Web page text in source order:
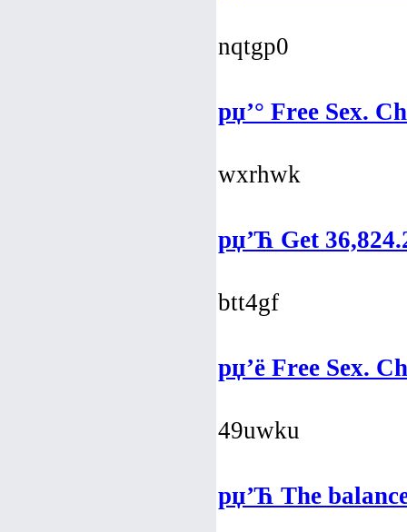
nqtgp0
рџ’° Free Sex.
wxrhwk
рџ’Ћ Get
btt4gf
рџ’ё Free Sex.
49uwku
рџ’Ћ The